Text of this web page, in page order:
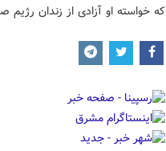
که خواسته او آزادی از زندان